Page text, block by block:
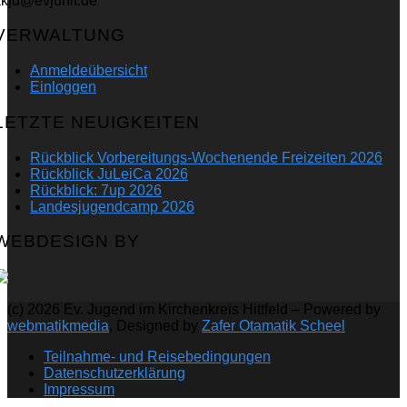
Anmeldeübersicht
Einloggen
NEUIGKEITEN
Rückblick Vorbereitungs-Wochenende Freizeiten 2026
Rückblick JuLeiCa 2026
Rückblick: 7up 2026
Landesjugendcamp 2026
BY
(c) 2026 Ev. Jugend im Kirchenkreis Hittfeld – Powered by
webmatikmedia, Designed by Zafer Otamatik Scheel
Teilnahme- und Reisebedingungen
Datenschutzerklärung
Impressum